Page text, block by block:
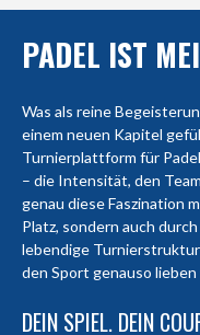
PADEL IST
Was als reine
einem neuen Kapitel
Turnierplattform für
– die Intensität, den
genau diese Faszination
Platz, sondern auch
lebendige Turnierstruktur
den Sport genauso lieben
DEIN SPIEL. DEIN